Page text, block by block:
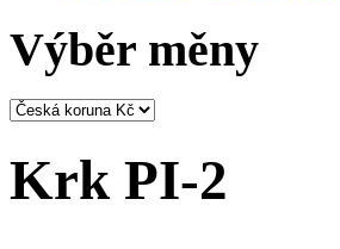
Výběr měny
Krk PI-2